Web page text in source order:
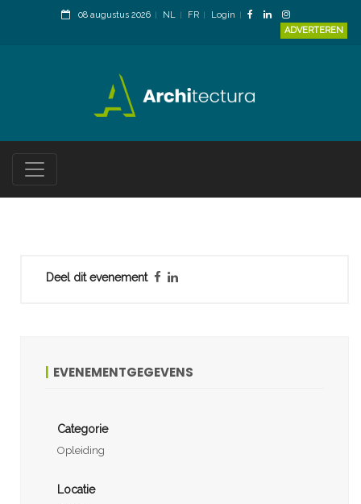
08 augustus 2026 NL FR
Login
ADVERTEREN
Deel dit evenement
EVENEMENTGEGEVENS
Categorie
Opleiding
Locatie